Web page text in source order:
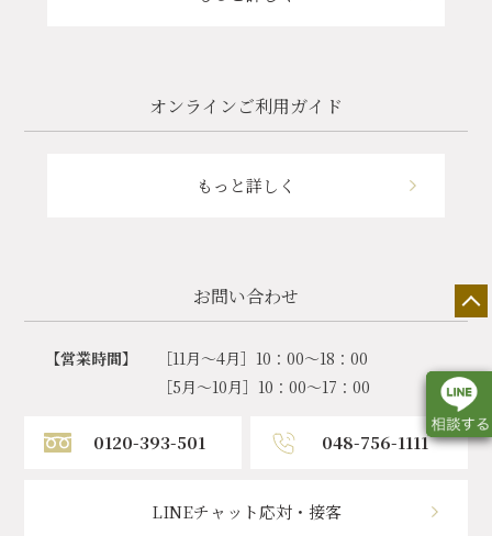
オンラインご利用ガイド
もっと詳しく
お問い合わせ
【営業時間】
［11月～4月］10：00～18：00
［5月～10月］10：00～17：00
0120-393-501 048-756-1111
LINEチャット応対・接客